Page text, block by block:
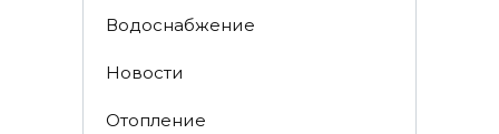
Водоснабжение
Новости
Отопление